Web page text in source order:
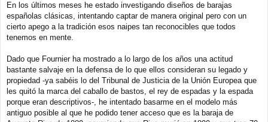
En los últimos meses he estado investigando diseños de barajas
españolas clásicas, intentando captar de manera original pero con un
cierto apego a la tradición esos naipes tan reconocibles que todos
tenemos en mente.
Dado que Fournier ha mostrado a lo largo de los años una actitud
bastante salvaje en la defensa de lo que ellos consideran su legado y
propiedad -ya sabéis lo del Tribunal de Justicia de la Unión Europea que
les quitó la marca del caballo de bastos, el rey de espadas y la espada
porque eran descriptivos-, he intentado basarme en el modelo más
antiguo posible al que he podido tener acceso que es la baraja de